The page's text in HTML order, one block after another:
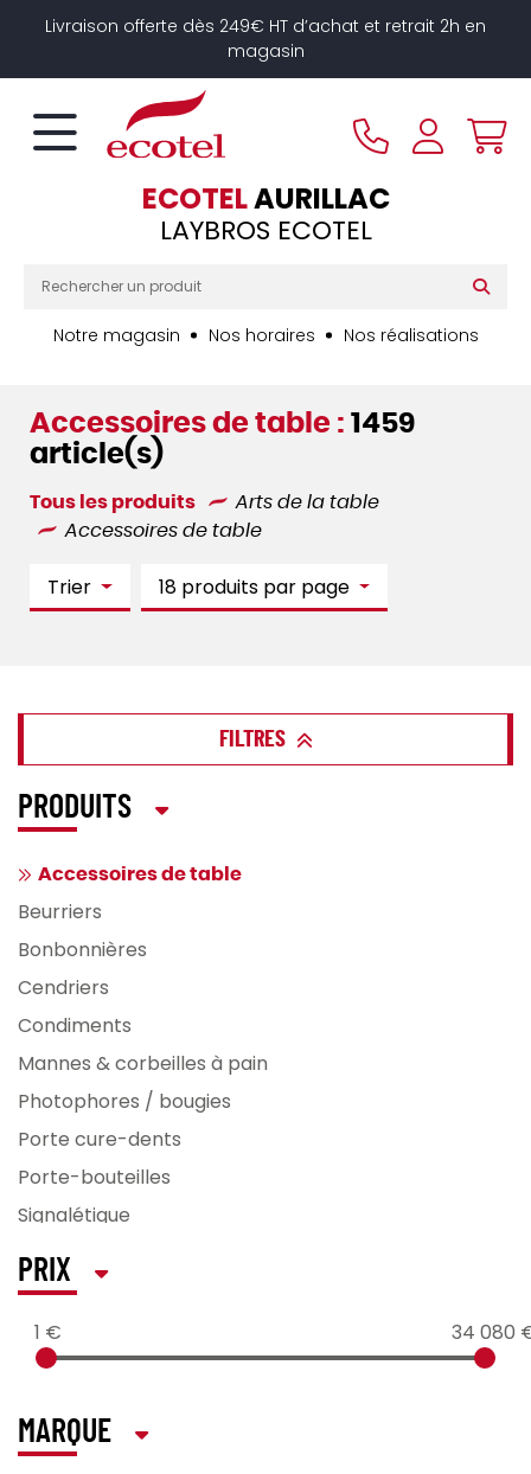
Livraison offerte dès 249€ HT d’achat et retrait 2h en
magasin
ECOTELAURILLAC
LAYBROS ECOTEL
Notre magasin Nos horaires Nos réalisations
Accessoires de table : 1459
article(s)
Tous les produits
Arts de la table
Accessoires de table
Trier 18 produits par page
FILTRES
PRODUITS
Accessoires de table
Beurriers
Bonbonnières
Cendriers
Condiments
Mannes & corbeilles à pain
Photophores / bougies
Porte cure-dents
Porte-bouteilles
Signalétique
PRIX
1 € 34 080
MARQUE
Panneau de gestion des cookies